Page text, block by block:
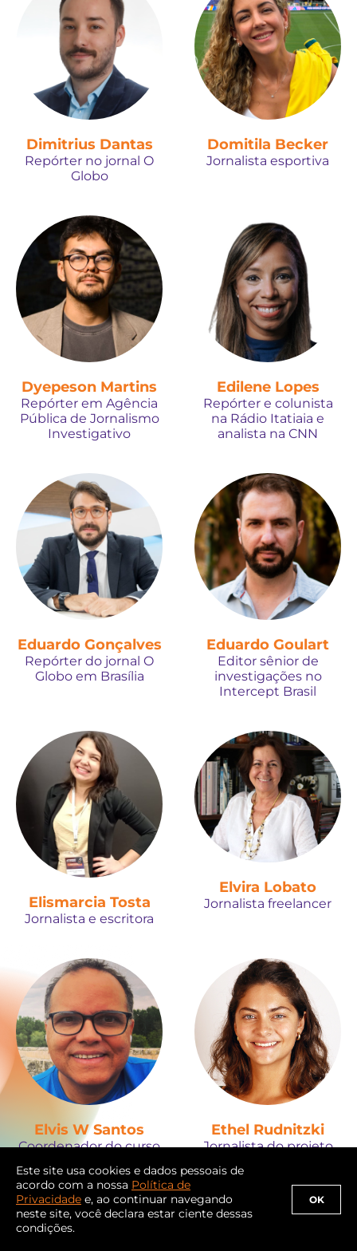
Dimitrius Dantas
Repórter no jornal O
Globo
Domitila Becker
Jornalista esportiva
Dyepeson Martins
Repórter em Agência
Pública de Jornalismo
Investigativo
Edilene Lopes
Repórter e colunista
na Rádio Itatiaia e
analista na CNN
Eduardo Gonçalves
Repórter do jornal O
Globo em Brasília
Eduardo Goulart
Editor sênior de
investigações no
Intercept Brasil
Elismarcia Tosta
Jornalista e escritora
Elvira Lobato
Jornalista freelancer
Elvis W Santos
Coordenador do curso
Ethel Rudnitzki
Jornalista do projeto
Eleições
Este site usa cookies e dados pessoais de
acordo com a nossa Política de
Privacidade e, ao continuar navegando
neste site, você declara estar ciente dessas
condições.
OK